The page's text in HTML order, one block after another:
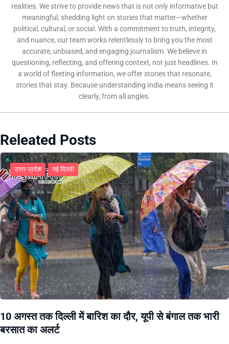
realities. We strive to provide news that is not only informative but
meaningful, shedding light on stories that matter—whether
political, cultural, or social. With a commitment to truth, integrity,
and nuance, our team works relentlessly to bring you the most
accurate, unbiased, and engaging journalism. We believe in
questioning, reflecting, and offering context, not just headlines. In
a world of fleeting information, we offer stories that resonate,
stories that stay. Because understanding India means seeing it
clearly, from all angles.
Releated Posts
उत्तर प्रदेश नई दिल्ली
10 अगस्त तक दिल्ली में बारिश का दौर, यूपी से बंगाल तक भारी
बरसात का अलर्ट